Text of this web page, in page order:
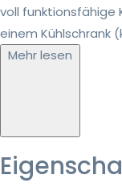
voll funktionsfähige
einem Kühlschrank
Mehr lesen